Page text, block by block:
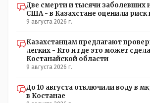
Две смерти и тысячи заболевших
США - в Казахстане оценили риск
9 августа 2026 г.
Казахстанцам предлагают
легких - Кто и где это может
Костанайской области
9 августа 2026 г.
До 10 августа отключили воду в
в Костанае